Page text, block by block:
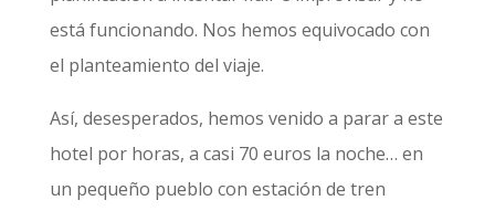
está funcionando. Nos hemos equivocado con
el planteamiento del viaje.
Así, desesperados, hemos venido a parar a este
hotel por horas, a casi 70 euros la noche… en
un pequeño pueblo con estación de tren